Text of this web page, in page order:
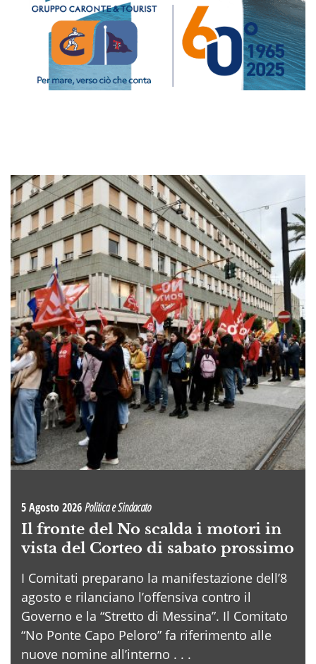
5 Agosto 2026Politica e Sindacato
Il fronte del No scalda i motori in
vista del Corteo di sabato prossimo
I Comitati preparano la manifestazione dell’8
agosto e rilanciano l’offensiva contro il
Governo e la “Stretto di Messina”. Il Comitato
“No Ponte Capo Peloro” fa riferimento alle
nuove nomine all’interno . . .